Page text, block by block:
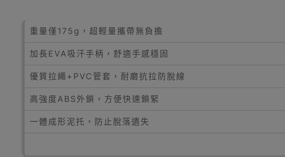
重量僅175g，超輕量攜帶無負擔
加長EVA吸汗手柄，舒適手感穩固
優質拉繩+PVC管套，耐磨抗拉防脫線
高強度ABS外鎖，方便快速鎖緊
一體成形泥托，防止脫落遺失